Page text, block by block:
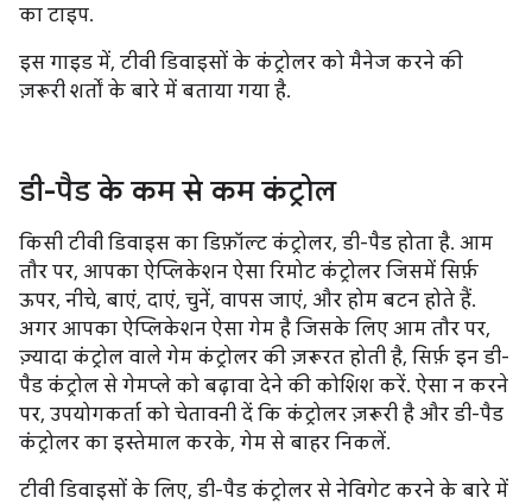
का टाइप.
इस गाइड में, टीवी डिवाइसों के कंट्रोलर को मैनेज करने की
ज़रूरी शर्तों के बारे में बताया गया है.
डी-पैड के कम से कम कंट्रोल
किसी टीवी डिवाइस का डिफ़ॉल्ट कंट्रोलर, डी-पैड होता है. आम
तौर पर, आपका ऐप्लिकेशन ऐसा रिमोट कंट्रोलर जिसमें सिर्फ़
ऊपर, नीचे, बाएं, दाएं, चुनें, वापस जाएं, और होम बटन होते हैं.
अगर आपका ऐप्लिकेशन ऐसा गेम है जिसके लिए आम तौर पर,
ज़्यादा कंट्रोल वाले गेम कंट्रोलर की ज़रूरत होती है, सिर्फ़ इन डी-
पैड कंट्रोल से गेमप्ले को बढ़ावा देने की कोशिश करें. ऐसा न करने
पर, उपयोगकर्ता को चेतावनी दें कि कंट्रोलर ज़रूरी है और डी-पैड
कंट्रोलर का इस्तेमाल करके, गेम से बाहर निकलें.
टीवी डिवाइसों के लिए, डी-पैड कंट्रोलर से नेविगेट करने के बारे में